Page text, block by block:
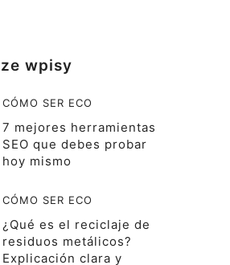
wpisy
CÓMO SER ECO
7 mejores herramientas
SEO que debes probar
hoy mismo
CÓMO SER ECO
¿Qué es el reciclaje de
residuos metálicos?
Explicación clara y